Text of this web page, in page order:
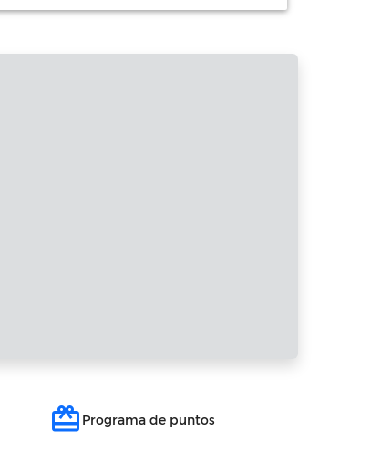
redeem Programa de puntos